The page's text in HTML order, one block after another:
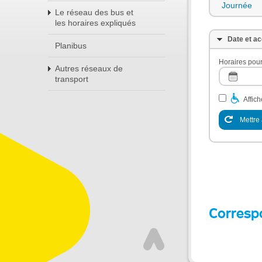
Le réseau des bus et
les horaires expliqués
Planibus
Autres réseaux de
transport
Journée
Date et
Horaires